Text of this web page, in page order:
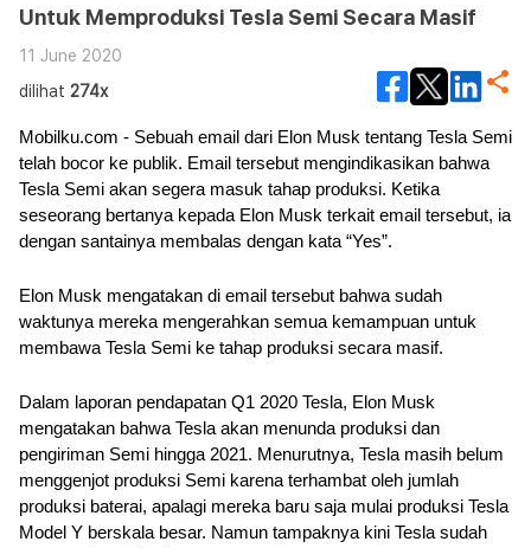
Untuk Memproduksi Tesla Semi Secara Masif
11 June 2020
dilihat 274x
Mobilku.com - Sebuah email dari Elon Musk tentang Tesla Semi
telah bocor ke publik. Email tersebut mengindikasikan bahwa
Tesla Semi akan segera masuk tahap produksi. Ketika
seseorang bertanya kepada Elon Musk terkait email tersebut, ia
dengan santainya membalas dengan kata “Yes”.
Elon Musk mengatakan di email tersebut bahwa sudah
waktunya mereka mengerahkan semua kemampuan untuk
membawa Tesla Semi ke tahap produksi secara masif.
Dalam laporan pendapatan Q1 2020 Tesla, Elon Musk
mengatakan bahwa Tesla akan menunda produksi dan
pengiriman Semi hingga 2021. Menurutnya, Tesla masih belum
menggenjot produksi Semi karena terhambat oleh jumlah
produksi baterai, apalagi mereka baru saja mulai produksi Tesla
Model Y berskala besar. Namun tampaknya kini Tesla sudah